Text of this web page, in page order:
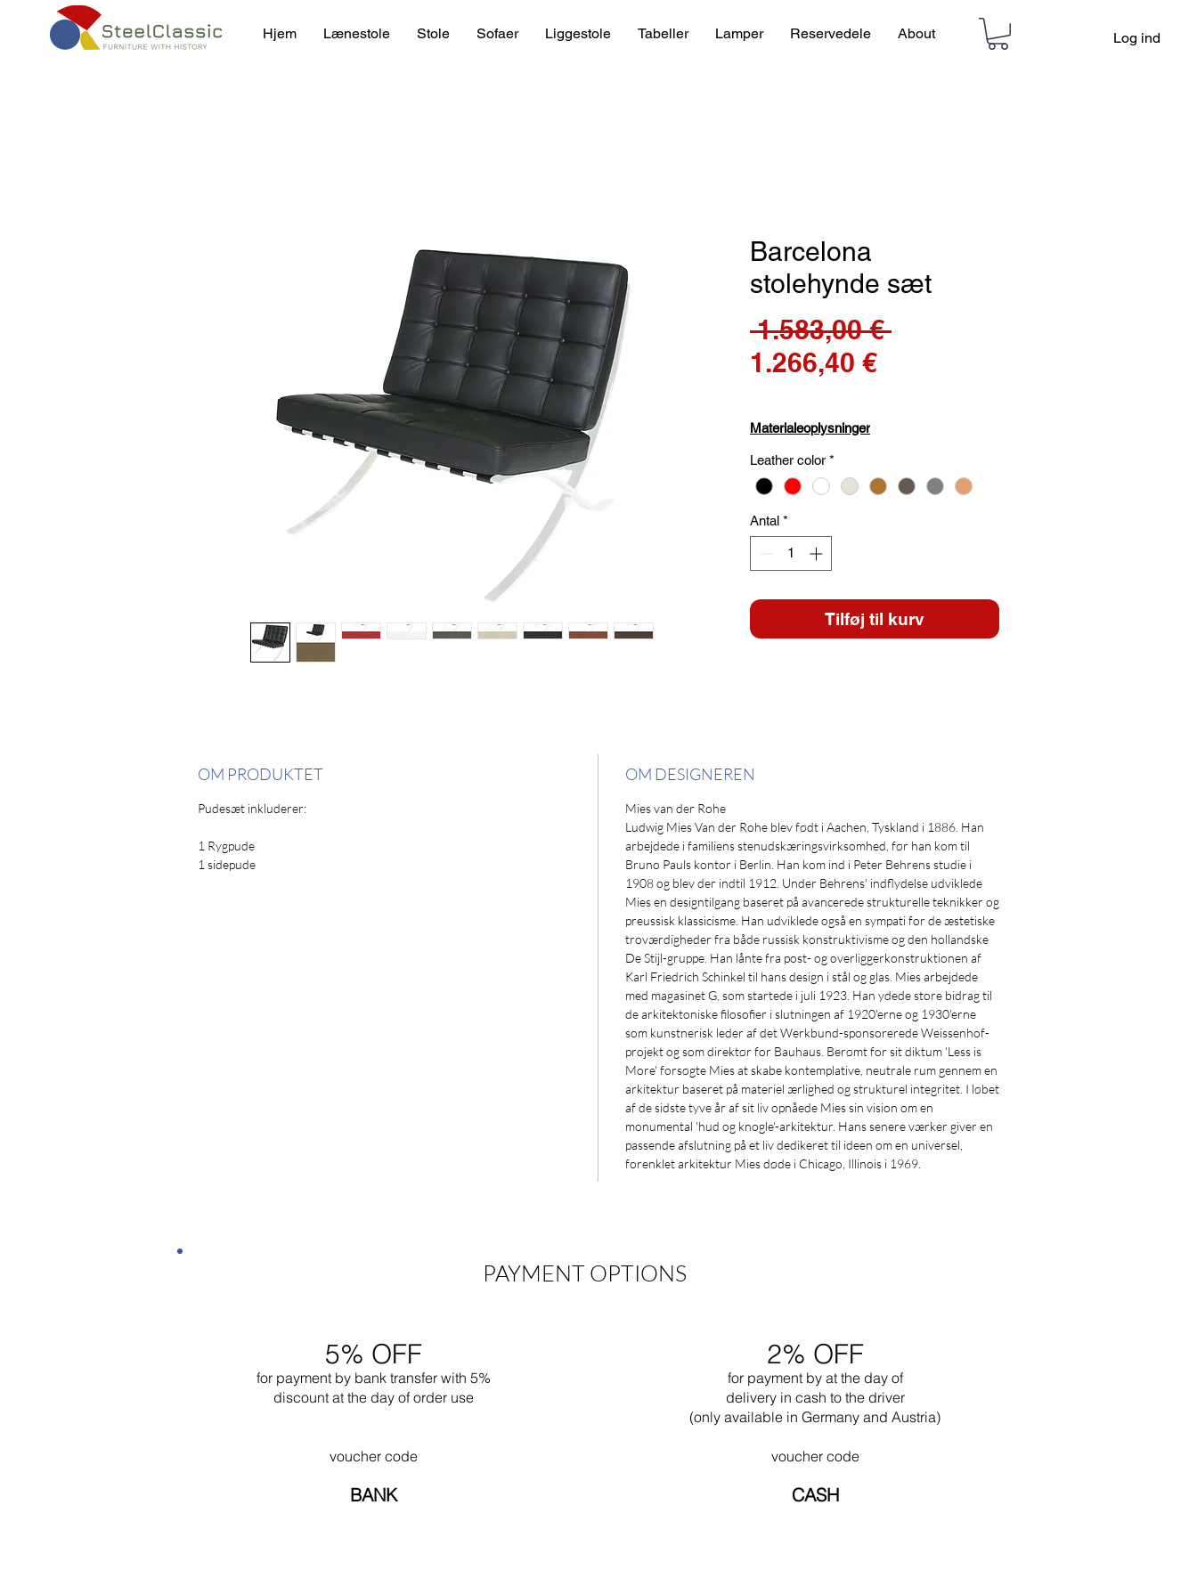
Hjem Lænestole Stole Sofaer Liggestole Tabeller Lamper Reservedele About Log ind
Barcelona
stolehynde sæt
1.583,00 € Regulær
1.266,40 €Salgspris
Materialeoplysninger
Leather color *
Antal *
Tilføj til kurv
OM PRODUKTET
Pudesæt inkluderer:
1 Rygpude
1 sidepude
OM DESIGNEREN
Mies van der Rohe
Ludwig Mies Van der Rohe blev født i Aachen, Tyskland i 1886. Han
arbejdede i familiens stenudskæringsvirksomhed, før han kom til
Bruno Pauls kontor i Berlin. Han kom ind i Peter Behrens studie i
1908 og blev der indtil 1912. Under Behrens' indflydelse udviklede
Mies en designtilgang baseret på avancerede strukturelle teknikker og
preussisk klassicisme. Han udviklede også en sympati for de æstetiske
troværdigheder fra både russisk konstruktivisme og den hollandske
De Stijl-gruppe. Han lånte fra post- og overliggerkonstruktionen af
Karl Friedrich Schinkel til hans design i stål og glas. Mies arbejdede
med magasinet G, som startede i juli 1923. Han ydede store bidrag til
de arkitektoniske filosofier i slutningen af 1920'erne og 1930'erne
som kunstnerisk leder af det Werkbund-sponsorerede Weissenhof-
projekt og som direktør for Bauhaus. Berømt for sit diktum 'Less is
More' forsøgte Mies at skabe kontemplative, neutrale rum gennem en
arkitektur baseret på materiel ærlighed og strukturel integritet. I løbet
af de sidste tyve år af sit liv opnåede Mies sin vision om en
monumental 'hud og knogle'-arkitektur. Hans senere værker giver en
passende afslutning på et liv dedikeret til ideen om en universel,
forenklet arkitektur Mies døde i Chicago, Illinois i 1969.
PAYMENT OPTIONS
5% OFF
for payment by bank transfer with 5%
discount at the day of order use
voucher code
BANK
2% OFF
for payment by at the day of
delivery in cash to the driver
(only available in Germany and Austria)
voucher code
CASH